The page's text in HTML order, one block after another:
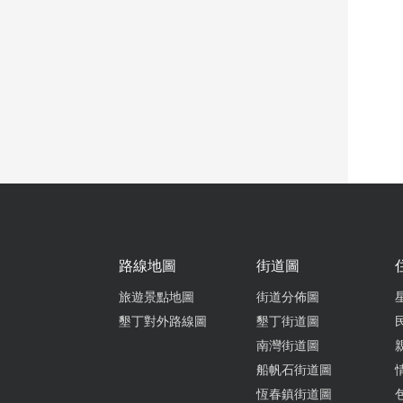
路線地圖
旅遊景點地圖
墾丁對外路線圖
街道圖
街道分佈圖
墾丁街道圖
南灣街道圖
船帆石街道圖
恆春鎮街道圖